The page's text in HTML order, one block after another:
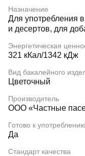
Назначение
Для употребления
и десертов, для
Энергетическая
321 кКал/1342 кДж
Вид бакалейного
Цветочный
Производитель
ООО «Частные
Готово к употреблению
Да
Стандарт качества